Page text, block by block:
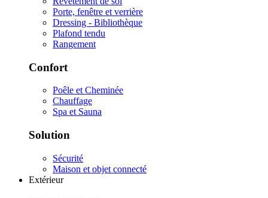
Porte, fenêtre et verrière
Dressing - Bibliothèque
Plafond tendu
Rangement
Confort
Poêle et Cheminée
Chauffage
Spa et Sauna
Solution
Sécurité
Maison et objet connecté
Extérieur